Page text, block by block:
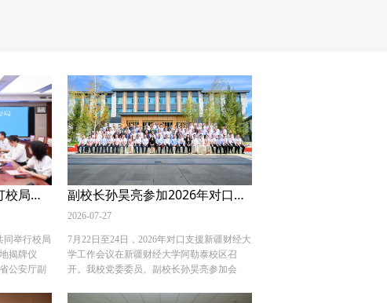
我校与无锡市公安局签订校局合作协议
同举行校局
揭牌仪
公安厅副
签署《西
副校长孙昊亮参加2026年对口支援新疆财经大学工作会议
2026-07-27
7月22日至24日，2026年对口支援新疆财经大
学工作会议在新疆财经大学阿勒泰校区召
开。我校党委委员、副校长孙昊亮参加会
财经政法大学等二十余所对口支援及战略合